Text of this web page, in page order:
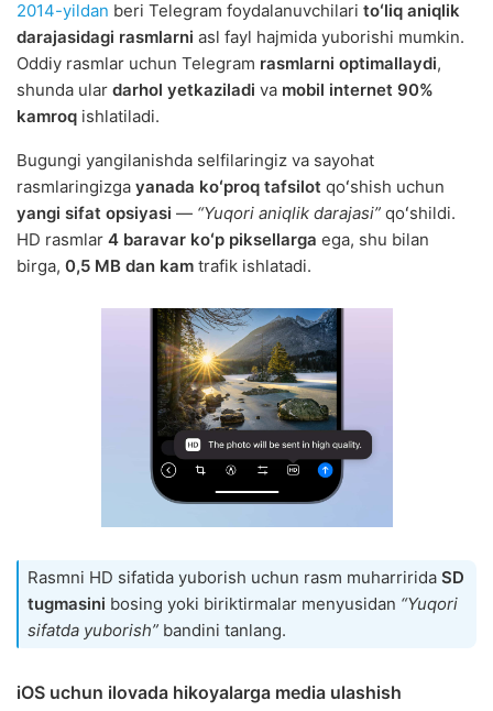
2014-yildan beri Telegram foydalanuvchilari toʻliq aniqlik
darajasidagi rasmlarni asl fayl hajmida yuborishi mumkin.
Oddiy rasmlar uchun Telegram rasmlarni optimallaydi,
shunda ular darhol yetkaziladi va mobil internet 90%
kamroq ishlatiladi.
Bugungi yangilanishda selfilaringiz va sayohat
rasmlaringizga yanada koʻproq tafsilot qoʻshish uchun
yangi sifat opsiyasi — “Yuqori aniqlik darajasi” qoʻshildi.
HD rasmlar 4 baravar koʻp piksellarga ega, shu bilan
birga, 0,5 MB dan kam trafik ishlatadi.
Rasmni HD sifatida yuborish uchun rasm muharririda SD
tugmasini bosing yoki biriktirmalar menyusidan “Yuqori
sifatda yuborish” bandini tanlang.
iOS uchun ilovada hikoyalarga media ulashish